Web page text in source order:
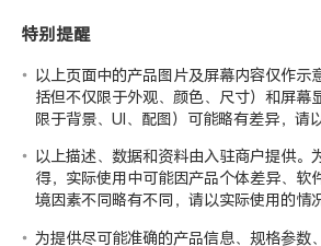
特别提醒
以上页面中的产品图片及屏幕内容仅作示
括但不仅限于外观、颜色、尺寸）和屏幕
限于背景、UI、配图）可能略有差异，请
以上描述、数据和资料由入驻商户提供。
得，实际使用中可能因产品个体差异、软
境因素不同略有不同，请以实际使用的情
为提供尽可能准确的产品信息、规格参数